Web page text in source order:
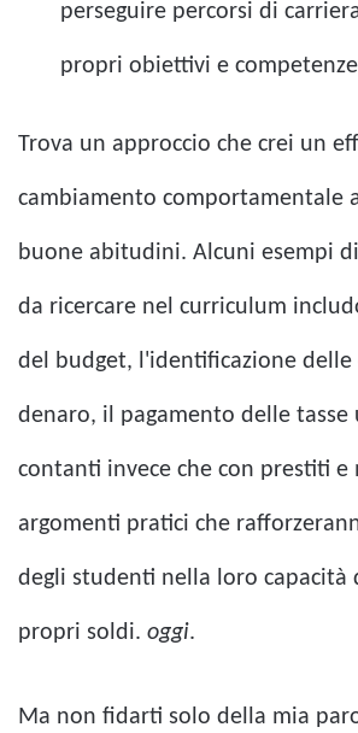
perseguire percorsi di
propri obiettivi e
Trova un approccio che crei un
cambiamento comportamentale
buone abitudini. Alcuni esempi
da ricercare nel curriculum
del budget, l'identificazione delle
denaro, il pagamento delle tasse
contanti invece che con prestiti
argomenti pratici che
degli studenti nella loro capacità
propri soldi. oggi.
Ma non fidarti solo della mia